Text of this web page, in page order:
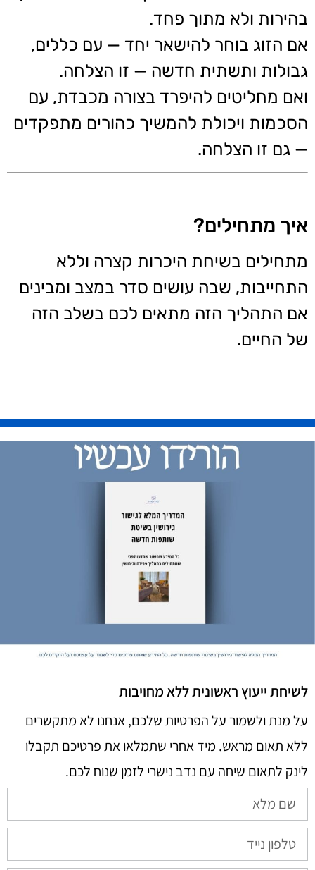
בהירות ולא מתוך פחד.
אם הזוג בוחר להישאר יחד — עם כללים,
גבולות ותשתית חדשה — זו הצלחה.
ואם מחליטים להיפרד בצורה מכבדת, עם
הסכמות ויכולת להמשיך כהורים מתפקדים
— גם זו הצלחה.
איך מתחילים?
מתחילים בשיחת היכרות קצרה וללא
התחייבות, שבה עושים סדר במצב ומבינים
אם התהליך הזה מתאים לכם בשלב הזה
של החיים.
לשיחת ייעוץ ראשונית ללא מחויבות
על מנת ולשמור על הפרטיות שלכם, אנחנו לא מתקשרים
ללא תאום מראש. מיד אחרי שתמלאו את פרטיכם תקבלו
לינק לתאום שיחה עם נדב נישרי לזמן שנוח לכם.​